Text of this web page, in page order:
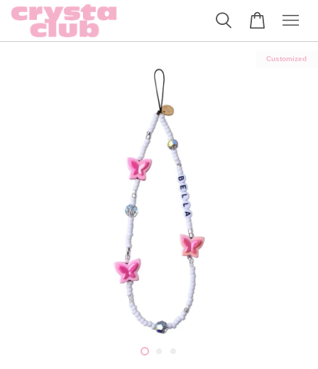
Customized